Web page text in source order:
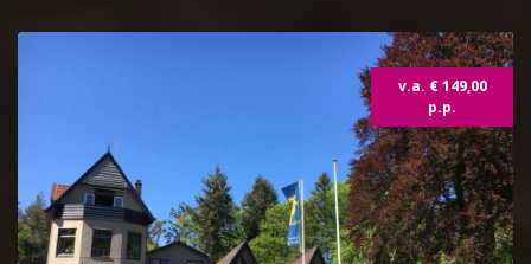
v.a. € 149,00
p.p.
Topdeal